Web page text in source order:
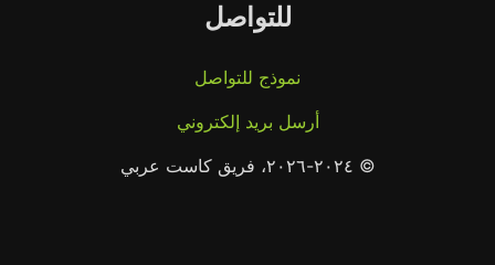
للتواصل
نموذج للتواصل
أرسل بريد إلكتروني
© ٢٠٢٤-٢٠٢٦، فريق كاست عربي